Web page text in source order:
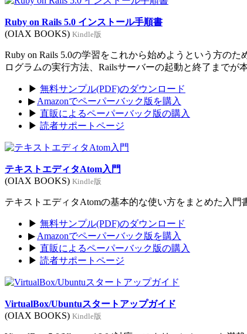
Ruby on Rails 5.0 インストール手順書
(OIAX BOOKS) Kindle版
Ruby on Rails 5.0の学習をこれから始めようという方の
ログラムの実行方法、Railsサーバーの起動と終了までが
▶ 無料サンプル(PDF)のダウンロード
▶ Amazonでペーパーバック版を購入
▶ 直販によるペーパーバック版の購入
▶ 読者サポートページ
テキストエディタAtom入門
(OIAX BOOKS) Kindle版
テキストエディタAtomの基本的な使い方をまとめた入門
▶ 無料サンプル(PDF)のダウンロード
▶ Amazonでペーパーバック版を購入
▶ 直販によるペーパーバック版の購入
▶ 読者サポートページ
VirtualBox/Ubuntuスタートアップガイド
(OIAX BOOKS) Kindle版